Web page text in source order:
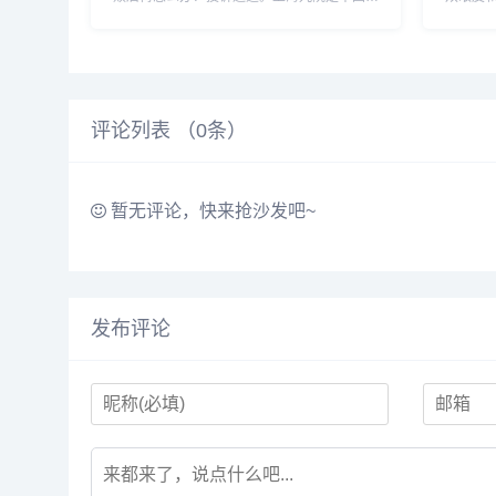
评论列表 （0条）
暂无评论，快来抢沙发吧~
发布评论